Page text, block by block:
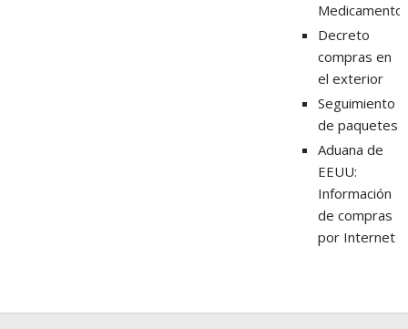
Decreto
compras en
el exterior
Seguimiento
de paquetes
Aduana de
EEUU:
Información
de compras
por Internet